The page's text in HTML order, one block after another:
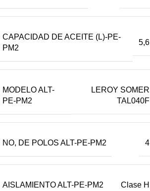
CAPACIDAD DE ACEITE (L)-PE-
PM2
5,6
MODELO ALT-
PE-PM2
LEROY SOMER
TAL040F
NO, DE POLOS ALT-PE-PM2 4
AISLAMIENTO ALT-PE-PM2 Clase H